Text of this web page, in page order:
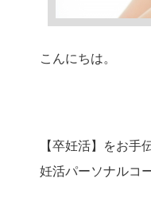
こんにちは。
【卒妊活】をお手
妊活パーソナルコ